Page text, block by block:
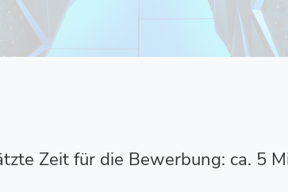
Zeit für die Bewerbung: ca. 5